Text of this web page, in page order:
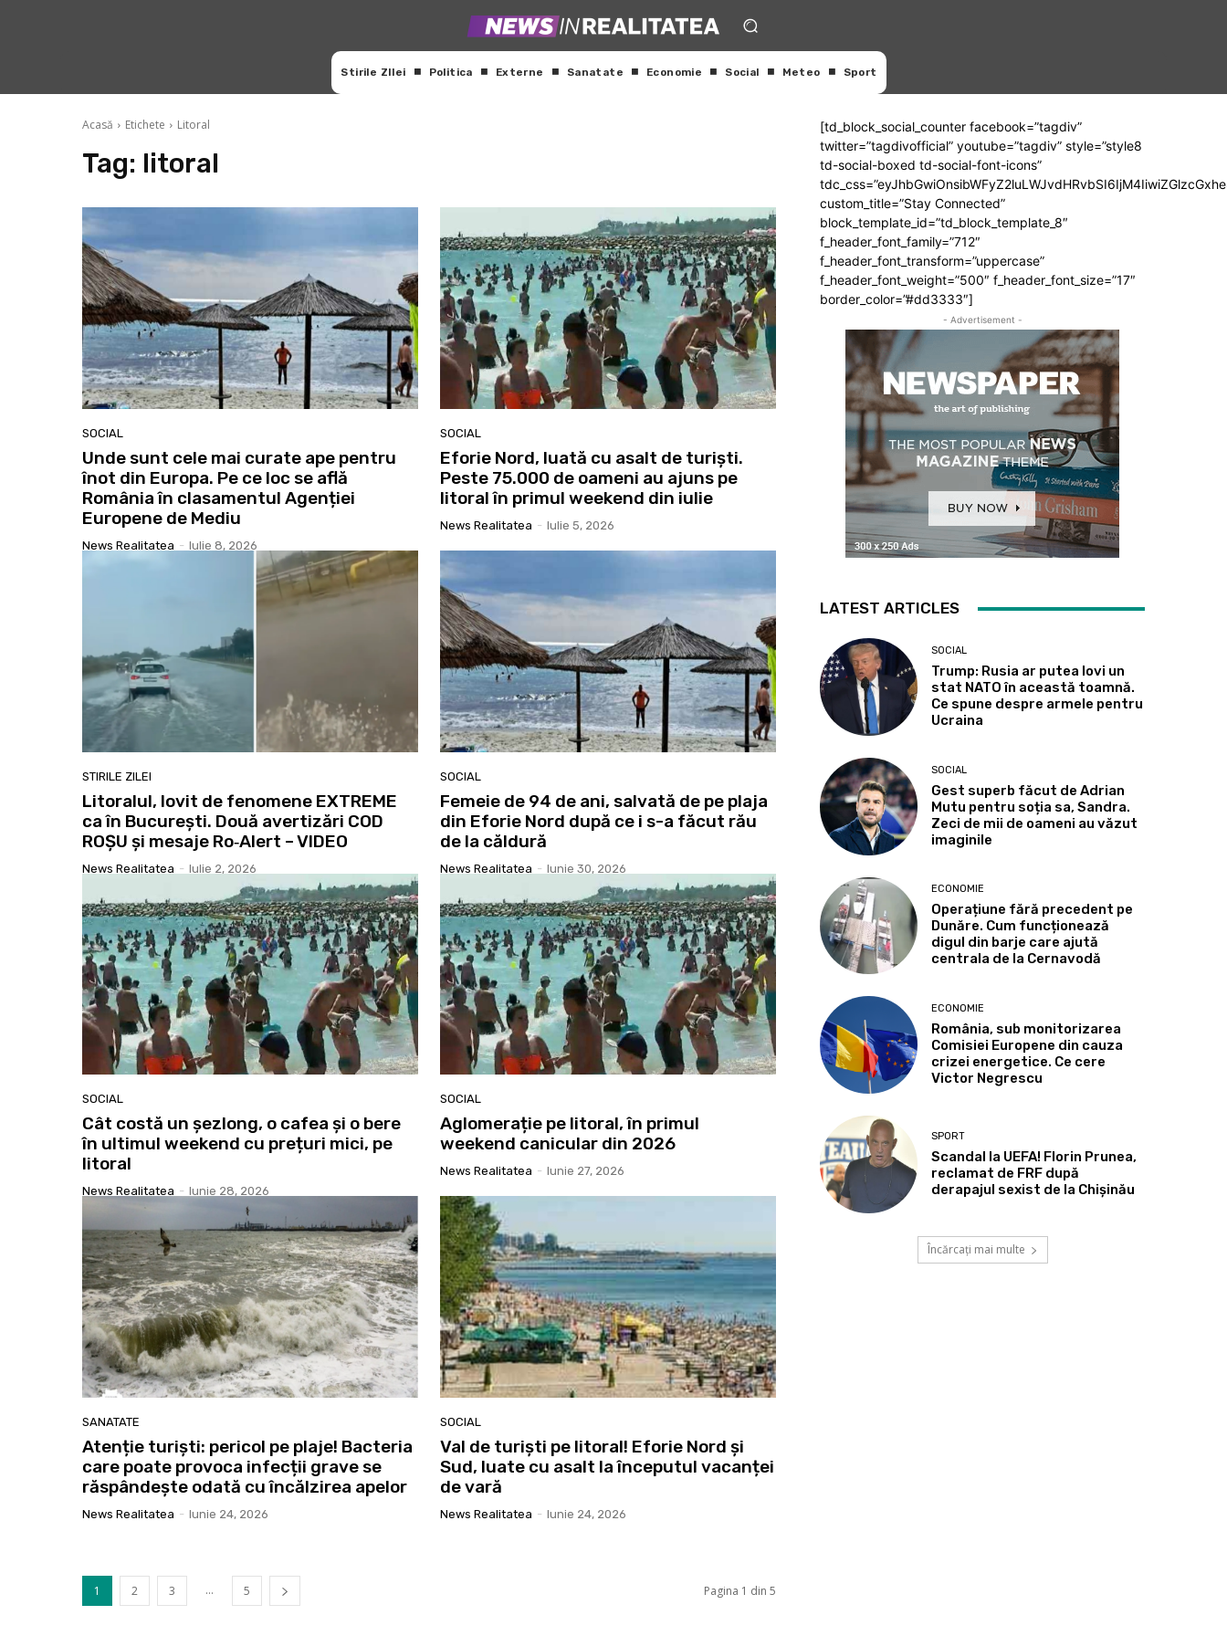
Stirile ZIlei Politica Externe Sanatate Economie Social Meteo Sport
Acasă Etichete Litoral
Tag: litoral
SOCIAL
Unde sunt cele mai curate ape pentru
înot din Europa. Pe ce loc se află
România în clasamentul Agenției
Europene de Mediu
News Realitatea - Iulie 8, 2026
SOCIAL
Eforie Nord, luată cu asalt de turiști.
Peste 75.000 de oameni au ajuns pe
litoral în primul weekend din iulie
News Realitatea - Iulie 5, 2026
STIRILE ZILEI
Litoralul, lovit de fenomene EXTREME
ca în București. Două avertizări COD
ROȘU și mesaje Ro‑Alert – VIDEO
News Realitatea - Iulie 2, 2026
SOCIAL
Femeie de 94 de ani, salvată de pe plaja
din Eforie Nord după ce i s-a făcut rău
de la căldură
News Realitatea - Iunie 30, 2026
SOCIAL
Cât costă un șezlong, o cafea și o bere
în ultimul weekend cu prețuri mici, pe
litoral
News Realitatea - Iunie 28, 2026
SOCIAL
Aglomerație pe litoral, în primul
weekend canicular din 2026
News Realitatea - Iunie 27, 2026
SANATATE
Atenție turiști: pericol pe plaje! Bacteria
care poate provoca infecții grave se
răspândește odată cu încălzirea apelor
News Realitatea - Iunie 24, 2026
SOCIAL
Val de turiști pe litoral! Eforie Nord și
Sud, luate cu asalt la începutul vacanței
de vară
News Realitatea - Iunie 24, 2026
1 2 3 ... 5 Pagina 1 din 5
[td_block_social_counter facebook=”tagdiv”
twitter=”tagdivofficial” youtube=”tagdiv” style=”style8
td-social-boxed td-social-font-icons”
custom_title=”Stay Connected”
block_template_id=”td_block_template_8″
f_header_font_family=”712″
f_header_font_transform=”uppercase”
f_header_font_weight=”500″ f_header_font_size=”17″
border_color=”#dd3333″]
- Advertisement -
LATEST ARTICLES
SOCIAL
Trump: Rusia ar putea lovi un
stat NATO în această toamnă.
Ce spune despre armele pentru
Ucraina
SOCIAL
Gest superb făcut de Adrian
Mutu pentru soția sa, Sandra.
Zeci de mii de oameni au văzut
imaginile
ECONOMIE
Operațiune fără precedent pe
Dunăre. Cum funcționează
digul din barje care ajută
centrala de la Cernavodă
ECONOMIE
România, sub monitorizarea
Comisiei Europene din cauza
crizei energetice. Ce cere
Victor Negrescu
SPORT
Scandal la UEFA! Florin Prunea,
reclamat de FRF după
derapajul sexist de la Chișinău
Încărcați mai multe